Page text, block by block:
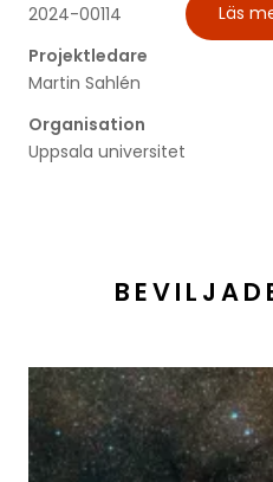
2024-00114
Projektledare
Martin Sahlén
Organisation
Uppsala universitet
Läs